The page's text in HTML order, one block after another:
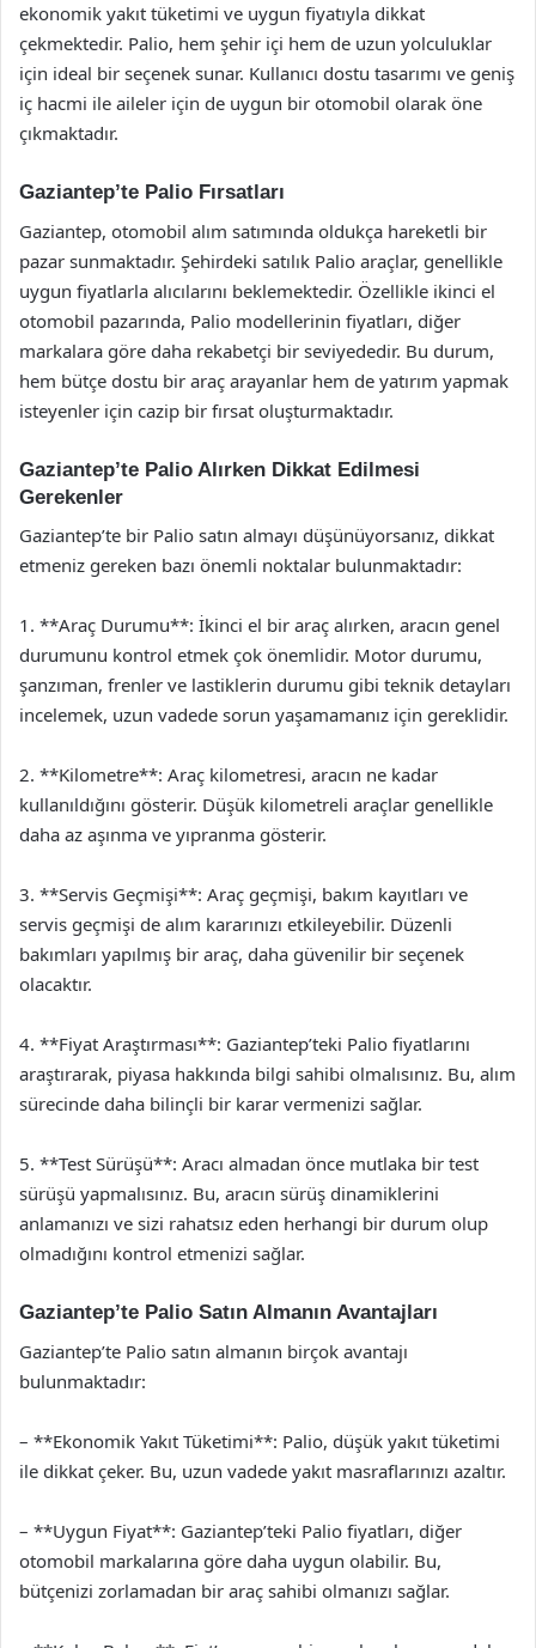
ekonomik yakıt tüketimi ve uygun fiyatıyla dikkat
çekmektedir. Palio, hem şehir içi hem de uzun yolculuklar
için ideal bir seçenek sunar. Kullanıcı dostu tasarımı ve geniş
iç hacmi ile aileler için de uygun bir otomobil olarak öne
çıkmaktadır.
Gaziantep’te Palio Fırsatları
Gaziantep, otomobil alım satımında oldukça hareketli bir
pazar sunmaktadır. Şehirdeki satılık Palio araçlar, genellikle
uygun fiyatlarla alıcılarını beklemektedir. Özellikle ikinci el
otomobil pazarında, Palio modellerinin fiyatları, diğer
markalara göre daha rekabetçi bir seviyededir. Bu durum,
hem bütçe dostu bir araç arayanlar hem de yatırım yapmak
isteyenler için cazip bir fırsat oluşturmaktadır.
Gaziantep’te Palio Alırken Dikkat Edilmesi
Gerekenler
Gaziantep’te bir Palio satın almayı düşünüyorsanız, dikkat
etmeniz gereken bazı önemli noktalar bulunmaktadır:
1. **Araç Durumu**: İkinci el bir araç alırken, aracın genel
durumunu kontrol etmek çok önemlidir. Motor durumu,
şanzıman, frenler ve lastiklerin durumu gibi teknik detayları
incelemek, uzun vadede sorun yaşamamanız için gereklidir.
2. **Kilometre**: Araç kilometresi, aracın ne kadar
kullanıldığını gösterir. Düşük kilometreli araçlar genellikle
daha az aşınma ve yıpranma gösterir.
3. **Servis Geçmişi**: Araç geçmişi, bakım kayıtları ve
servis geçmişi de alım kararınızı etkileyebilir. Düzenli
bakımları yapılmış bir araç, daha güvenilir bir seçenek
olacaktır.
4. **Fiyat Araştırması**: Gaziantep’teki Palio fiyatlarını
araştırarak, piyasa hakkında bilgi sahibi olmalısınız. Bu, alım
sürecinde daha bilinçli bir karar vermenizi sağlar.
5. **Test Sürüşü**: Aracı almadan önce mutlaka bir test
sürüşü yapmalısınız. Bu, aracın sürüş dinamiklerini
anlamanızı ve sizi rahatsız eden herhangi bir durum olup
olmadığını kontrol etmenizi sağlar.
Gaziantep’te Palio Satın Almanın Avantajları
Gaziantep’te Palio satın almanın birçok avantajı
bulunmaktadır:
– **Ekonomik Yakıt Tüketimi**: Palio, düşük yakıt tüketimi
ile dikkat çeker. Bu, uzun vadede yakıt masraflarınızı azaltır.
– **Uygun Fiyat**: Gaziantep’teki Palio fiyatları, diğer
otomobil markalarına göre daha uygun olabilir. Bu,
bütçenizi zorlamadan bir araç sahibi olmanızı sağlar.